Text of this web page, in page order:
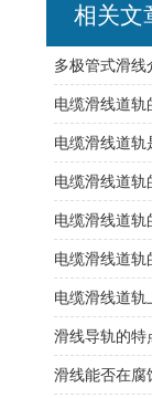
相关文
多极管式滑线
电缆滑线道轨
电缆滑线道轨
电缆滑线道轨
电缆滑线道轨
滑线导轨的特
滑线能否在腐